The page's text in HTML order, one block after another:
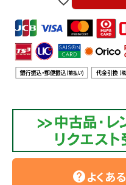
info@agriz.net
FAXでのご注文
0739-72-4532 24時
helpよくあ